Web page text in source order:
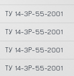
ТУ 14-3Р-55-2001
ТУ 14-3Р-55-2001
ТУ 14-3Р-55-2001
ТУ 14-3Р-55-2001